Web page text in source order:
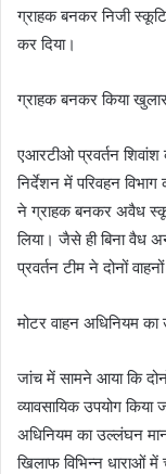
ग्राहक बनकर निजी
कर दिया।
ग्राहक बनकर किया
एआरटीओ प्रवर्तन
निर्देशन में परिवहन विभाग
ने ग्राहक बनकर अवैध
लिया। जैसे ही बिना वैध
प्रवर्तन टीम ने दोनों
मोटर वाहन अधिनियम
जांच में सामने आया कि
व्यावसायिक उपयोग किया
अधिनियम का उल्लंघन
खिलाफ विभिन्न धाराओं में